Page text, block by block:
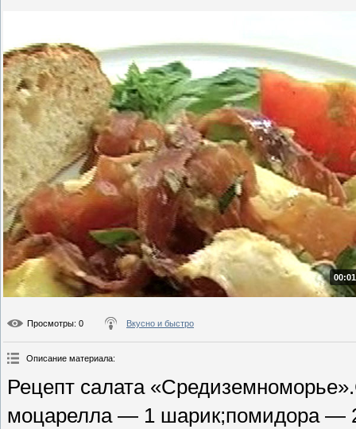
Просмотры: 0 Вкусно и быстро
Описание материала:
Рецепт салата
моцарелла — 1 шарик;помидора —